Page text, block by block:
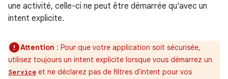
une activité, celle-ci ne peut être démarrée qu'avec un
intent explicite.
Attention : Pour que votre application soit sécurisée,
utilisez toujours un intent explicite lorsque vous démarrez un
Service et ne déclarez pas de filtres d'intent pour vos